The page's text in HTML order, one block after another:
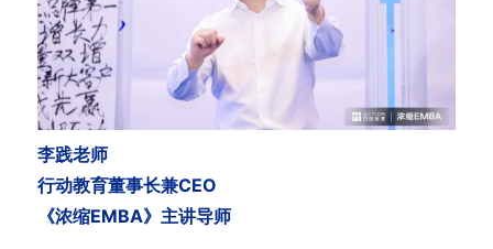
李践老师
行动教育董事长兼CEO
《浓缩EMBA》主讲导师